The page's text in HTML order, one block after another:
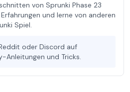
von Sprunki Phase 23
und lerne von anderen
Spiel.
oder Discord auf
Anleitungen und Tricks.